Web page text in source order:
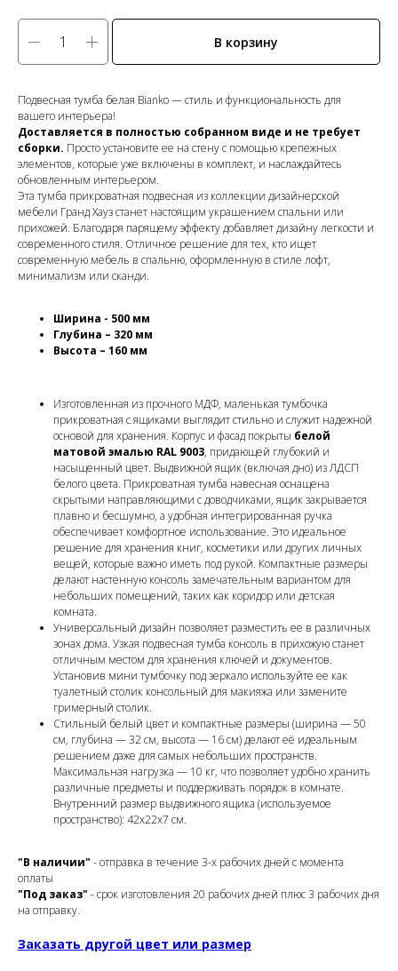
В корзину
Подвесная тумба белая Bianko — стиль и функциональность для
вашего интерьера!
Доставляется в полностью собранном виде и не требует
сборки. Просто установите ее на стену с помощью крепежных
элементов, которые уже включены в комплект, и наслаждайтесь
обновленным интерьером.
Эта тумба прикроватная подвесная из коллекции дизайнерской
мебели Гранд Хауз станет настоящим украшением спальни или
прихожей. Благодаря парящему эффекту добавляет дизайну легкости и
современного стиля. Отличное решение для тех, кто ищет
современную мебель в спальню, оформленную в стиле лофт,
минимализм или сканди.
Ширина - 500 мм
Глубина – 320 мм
Высота – 160 мм
Изготовленная из прочного МДФ, маленькая тумбочка
прикроватная с ящиками выглядит стильно и служит надежной
основой для хранения. Корпус и фасад покрыты белой
матовой эмалью RAL 9003, придающей глубокий и
насыщенный цвет. Выдвижной ящик (включая дно) из ЛДСП
белого цвета. Прикроватная тумба навесная оснащена
скрытыми направляющими с доводчиками, ящик закрывается
плавно и бесшумно, а удобная интегрированная ручка
обеспечивает комфортное использование. Это идеальное
решение для хранения книг, косметики или других личных
вещей, которые важно иметь под рукой. Компактные размеры
делают настенную консоль замечательным вариантом для
небольших помещений, таких как коридор или детская
комната.
Универсальный дизайн позволяет разместить ее в различных
зонах дома. Узкая подвесная тумба консоль в прихожую станет
отличным местом для хранения ключей и документов.
Установив мини тумбочку под зеркало используйте ее как
туалетный столик консольный для макияжа или замените
гримерный столик.
Стильный белый цвет и компактные размеры (ширина — 50
см, глубина — 32 см, высота — 16 см) делают её идеальным
решением даже для самых небольших пространств.
Максимальная нагрузка — 10 кг, что позволяет удобно хранить
различные предметы и поддерживать порядок в комнате.
Внутренний размер выдвижного ящика (используемое
пространство): 42х22х7 см.
"В наличии" - отправка в течение 3-х рабочих дней с момента
оплаты
"Под заказ" - срок изготовления 20 рабочих дней плюс 3 рабочих дня
на отправку.
Заказать другой цвет или размер